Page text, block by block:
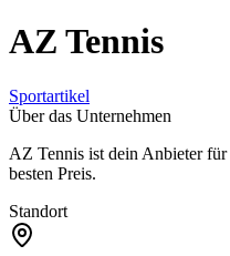
AZ Tennis
Sportartikel
Über das Unternehmen
AZ Tennis ist dein Anbieter
besten Preis.
Standort